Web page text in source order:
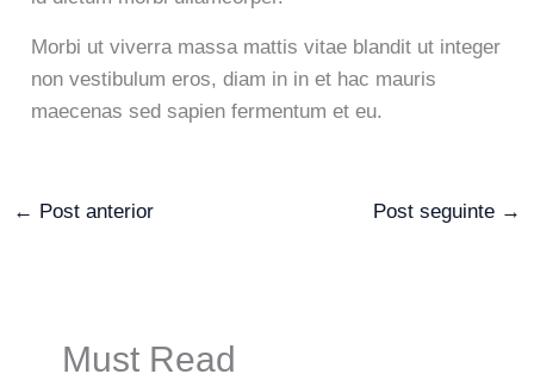
Morbi ut viverra massa mattis vitae blandit ut integer
non vestibulum eros, diam in in et hac mauris
maecenas sed sapien fermentum et eu.
← Post anterior Post seguinte →
Must Read